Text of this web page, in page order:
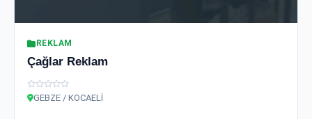
REKLAM
Çağlar Reklam
GEBZE / KOCAELİ